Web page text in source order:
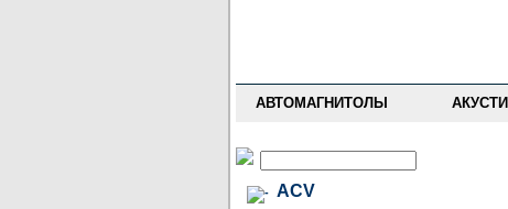
АВТОМАГНИТОЛЫ
ACV